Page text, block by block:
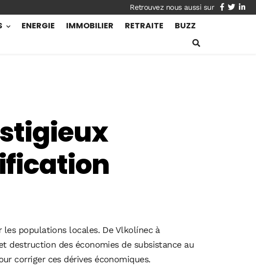
facebook
twitter
ENERGIE IMMOBILIER RETRAITE BUZZ
populations locales. De Vlkolínec à
destruction des économies de subsistance au
corriger ces dérives économiques.